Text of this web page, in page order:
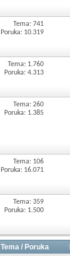
Tema: 741
Poruka: 10.319
Tema: 1.760
Poruka: 4.313
Tema: 260
Poruka: 1.385
Tema: 106
Poruka: 16.071
Tema: 359
Poruka: 1.500
Tema / Poruka